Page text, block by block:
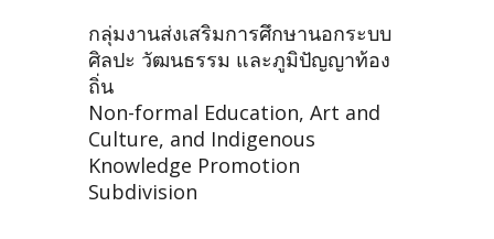
กลุ่มงานส่งเสริมการศึกษานอกระบบ
ศิลปะ วัฒนธรรม และภูมิปัญญาท้อง
ถิ่น
Non-formal Education, Art and
Culture, and Indigenous
Knowledge Promotion
Subdivision